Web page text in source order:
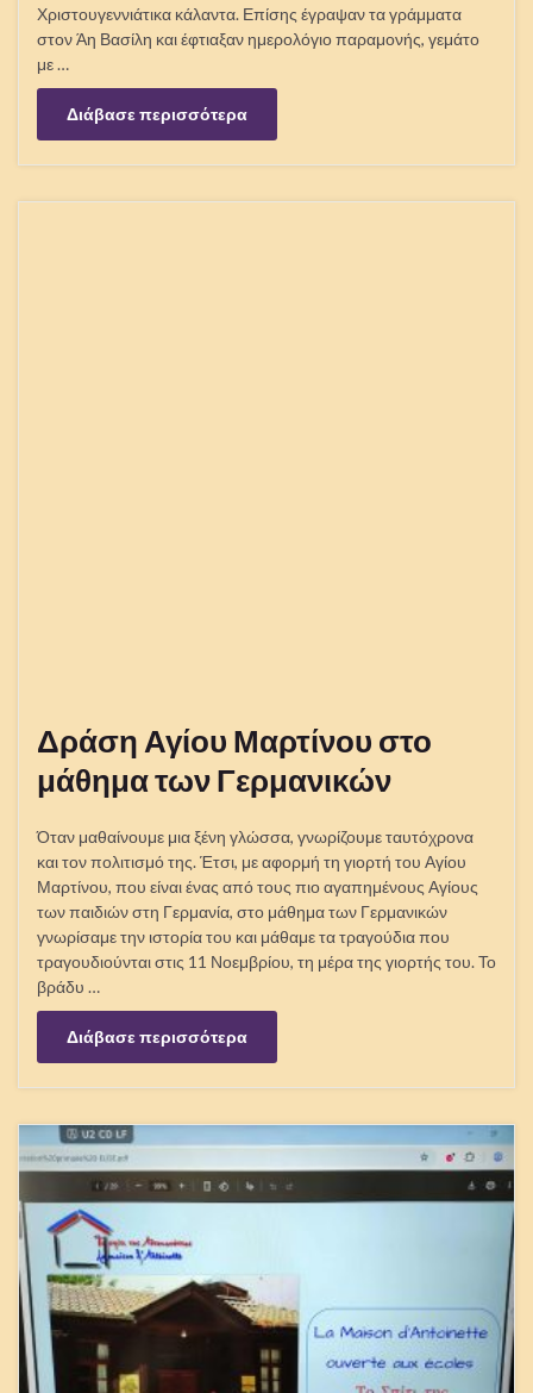
Χριστουγεννιάτικα κάλαντα. Επίσης έγραψαν τα γράμματα
στον Άη Βασίλη και έφτιαξαν ημερολόγιο παραμονής, γεμάτο
με …
Διάβασε περισσότερα
Δράση Αγίου Μαρτίνου στο
μάθημα των Γερμανικών
Όταν μαθαίνουμε μια ξένη γλώσσα, γνωρίζουμε ταυτόχρονα
και τον πολιτισμό της. Έτσι, με αφορμή τη γιορτή του Αγίου
Μαρτίνου, που είναι ένας από τους πιο αγαπημένους Αγίους
των παιδιών στη Γερμανία, στο μάθημα των Γερμανικών
γνωρίσαμε την ιστορία του και μάθαμε τα τραγούδια που
τραγουδιούνται στις 11 Νοεμβρίου, τη μέρα της γιορτής του. Το
βράδυ …
Διάβασε περισσότερα